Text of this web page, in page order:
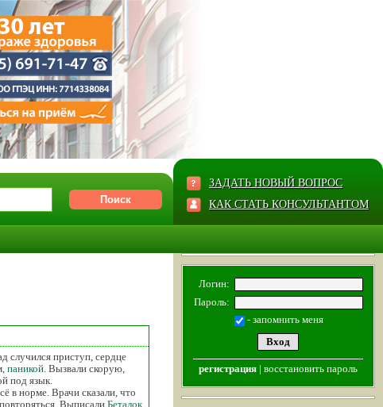
ЗАДАТЬ НОВЫЙ ВОПРОС
КАК СТАТЬ КОНСУЛЬТАНТОМ
случился приступ, сердце
паникой. Вызвали скорую,
под язык.
в норме. Врачи сказали, что
Выписали Беталок
Логин:
Пароль:
- запомнить меня
регистрация | восстановить пароль